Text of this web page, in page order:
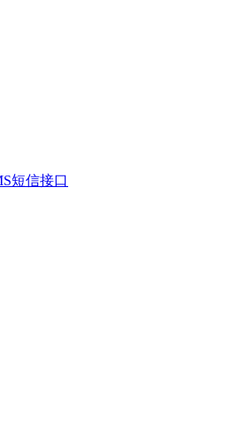
短信接口